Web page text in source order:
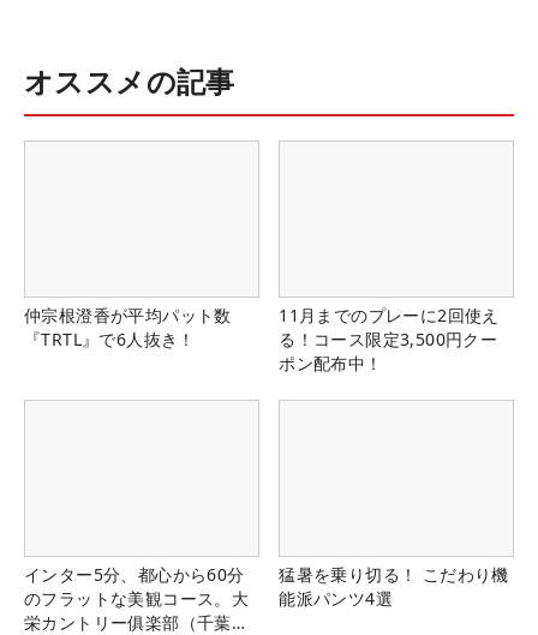
オススメの記事
仲宗根澄香が平均パット数
『TRTL』で6人抜き！
11月までのプレーに2回使え
る！コース限定3,500円クー
ポン配布中！
インター5分、都心から60分
のフラットな美観コース。大
栄カントリー俱楽部（千葉
猛暑を乗り切る！ こだわり機
能派パンツ4選